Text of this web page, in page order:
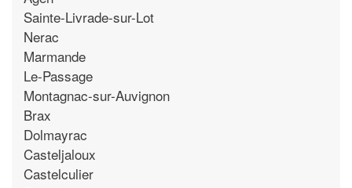
Sainte-Livrade-sur-Lot
Nerac
Marmande
Le-Passage
Montagnac-sur-Auvignon
Brax
Dolmayrac
Casteljaloux
Castelculier